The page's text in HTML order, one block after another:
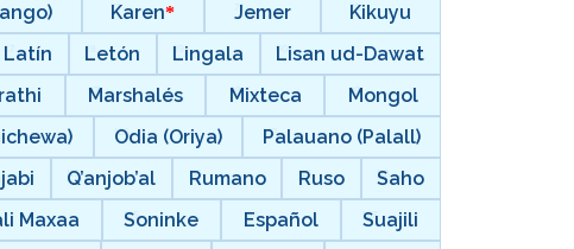
Karen Jemer
Kikuyu
Latín Letón Lingala
Lisan ud-Dawat
Marshalés Mixteca
Mongol
Odia (Oriya)
Palauano (Palall)
Q’anjob’al Rumano Ruso
Saho
Maxaa Soninke Español
Suajili